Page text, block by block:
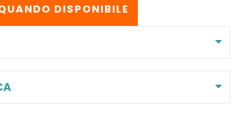
DISPONIBILE